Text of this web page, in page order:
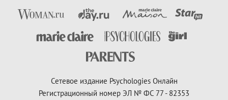
Сетевое издание Psychologies Онлайн
Регистрационный номер ЭЛ № ФС 77 - 82353